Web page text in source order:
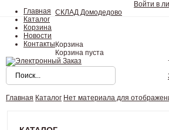
Главная
Каталог
Корзина
Новости
Контакты
Войти в
СКЛАД Домодедово
Корзина
Корзина пуста
Главная Каталог Нет материала для